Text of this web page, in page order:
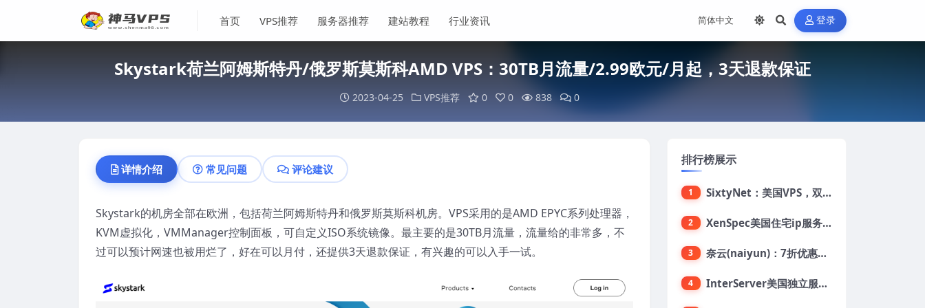
首页 VPS推荐 服务器推荐 建站教程 行业资讯 登录
Skystark荷兰阿姆斯特丹/俄罗斯莫斯科AMD VPS：30TB月流量/2.99欧元/月起，3天退款保证
2023-04-25 VPS推荐 0 0 838 0
详情介绍 常见问题 评论建议
Skystark的机房全部在欧洲，包括荷兰阿姆斯特丹和俄罗斯莫斯科机房。VPS采用的是AMD EPYC系列处理器，
KVM虚拟化，VMManager控制面板，可自定义ISO系统镜像。最主要的是30TB月流量，流量给的非常多，不
过可以预计网速也被用烂了，好在可以月付，还提供3天退款保证，有兴趣的可以入手一试。
排行榜展示
1 SixtyNet：美国VPS，双ISP类住宅IP(AT&T)，CN2 GIA网络，超高DDoS防御，$14/月，2G内存/2核/40gSSD/5T流量/10Gbps带宽
2 XenSpec美国住宅ip服务器：美国家用ip/无限流量/10Gbps独享带宽/449美元/月起，支持支付宝
3 奈云(naiyun)：7折优惠，低至34元/月，洛杉矶/香港机房，三网CN2 GIA/CUII/高防保护，解锁Chatgpt/Tiktok
4 InterServer美国独立服务器：AMD RYZEN 3600X处理器，75美元/月，送40美元